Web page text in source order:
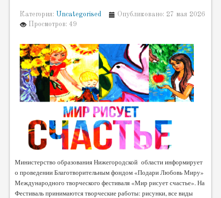
Категория: Uncategorised
Опубликовано: 27 мая 2026
Просмотров: 49
Министерство образования Нижегородской области информирует
о проведении Благотворительным фондом «Подари Любовь Миру»
Международного творческого фестиваля «Мир рисует счастье». На
Фестиваль принимаются творческие работы: рисунки, все виды